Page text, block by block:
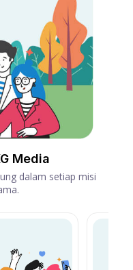
Media
dalam setiap misi